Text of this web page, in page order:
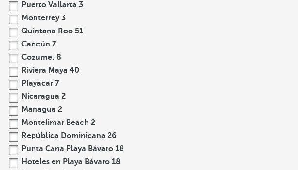
Puerto Vallarta 3
Monterrey 3
Quintana Roo 51
Cancún 7
Cozumel 8
Riviera Maya 40
Playacar 7
Nicaragua 2
Managua 2
Montelimar Beach 2
República Dominicana 26
Punta Cana Playa Bávaro 18
Hoteles en Playa Bávaro 18